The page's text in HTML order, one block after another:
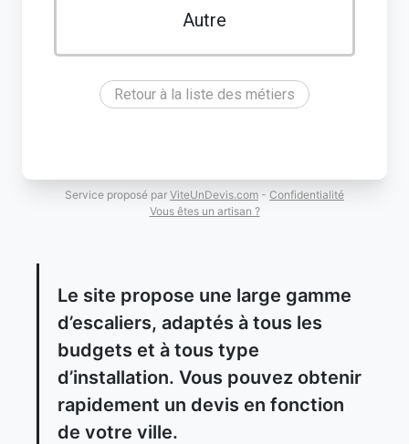
Autre
Retour à la liste des métiers
Service proposé par ViteUnDevis.com - Confidentialité
Vous êtes un artisan ?
Le site propose une large gamme
d’escaliers, adaptés à tous les
budgets et à tous type
d’installation. Vous pouvez obtenir
rapidement un devis en fonction
de votre ville.